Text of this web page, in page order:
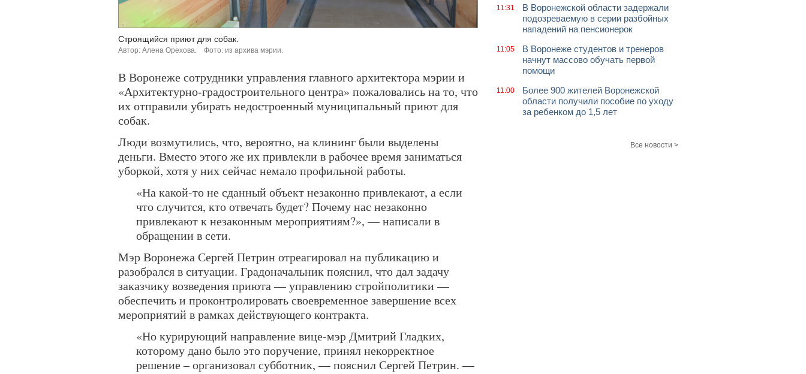
Строящийся приют для собак.
Автор: Алена Орехова. Фото: из архива мэрии.
В Воронеже сотрудники управления главного архитектора мэрии и
«Архитектурно-градостроительного центра» пожаловались на то, что
их отправили убирать недостроенный муниципальный приют для
собак.
Люди возмутились, что, вероятно, на клининг были выделены
деньги. Вместо этого же их привлекли в рабочее время заниматься
уборкой, хотя у них сейчас немало профильной работы.
«На какой-то не сданный объект незаконно привлекают, а если
что случится, кто отвечать будет? Почему нас незаконно
привлекают к незаконным мероприятиям?», — написали в
обращении в сети.
Мэр Воронежа Сергей Петрин отреагировал на публикацию и
разобрался в ситуации. Градоначальник пояснил, что дал задачу
заказчику возведения приюта — управлению стройполитики —
обеспечить и проконтролировать своевременное завершение всех
мероприятий в рамках действующего контракта.
«Но курирующий направление вице-мэр Дмитрий Гладких,
которому дано было это поручение, принял некорректное
решение – организовал субботник, — пояснил Сергей Петрин. —
11:31
В Воронежской области задержали
подозреваемую в серии разбойных
нападений на пенсионерок
11:05
В Воронеже студентов и тренеров
начнут массово обучать первой
помощи
11:00
Более 900 жителей Воронежской
области получили пособие по уходу
за ребенком до 1,5 лет
Все новости >